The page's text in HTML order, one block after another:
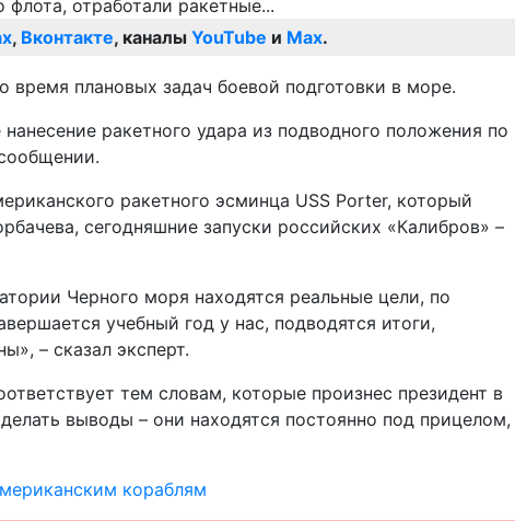
, Вконтакте, каналы YouTube и Max.
плановых задач боевой подготовки в море.
ракетного удара из подводного положения по
ракетного эсминца USS Porter, который
сегодняшние запуски российских «Калибров» –
Черного моря находятся реальные цели, по
учебный год у нас, подводятся итоги,
– сказал эксперт.
тем словам, которые произнес президент в
выводы – они находятся постоянно под прицелом,
кораблям